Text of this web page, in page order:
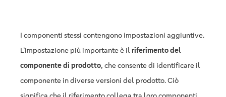
I componenti stessi contengono impostazioni aggiuntive.
L’impostazione più importante è ilriferimento del
componente di prodotto, che consente di identificare il
componente in diverse versioni del prodotto. Ciò